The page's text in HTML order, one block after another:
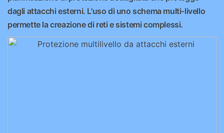
dagli attacchi esterni. L'uso di uno schema multi-livello
permette la creazione di reti e sistemi complessi.